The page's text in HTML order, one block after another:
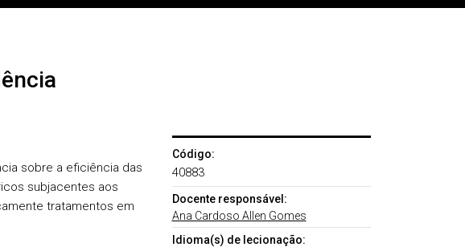
sobre a eficiência das
subjacentes aos
tratamentos em
Código:
40883
Docente responsável:
Ana Cardoso Allen Gomes
Idioma(s) de lecionação: